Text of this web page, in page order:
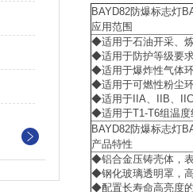
BAYD82防爆标志灯
应用范围
◆适用于石油开采、
◆适用于防护等级要
◆适用于爆炸性气体
◆适用于可燃性粉尘
◆适用于IIA、IIB、
◆适用于T1-T6组温度
BAYD82防爆标志灯
产品特性
◆铝合金压铸壳体，
◆钢化玻璃透明罩，
◆配置长寿命高亮度